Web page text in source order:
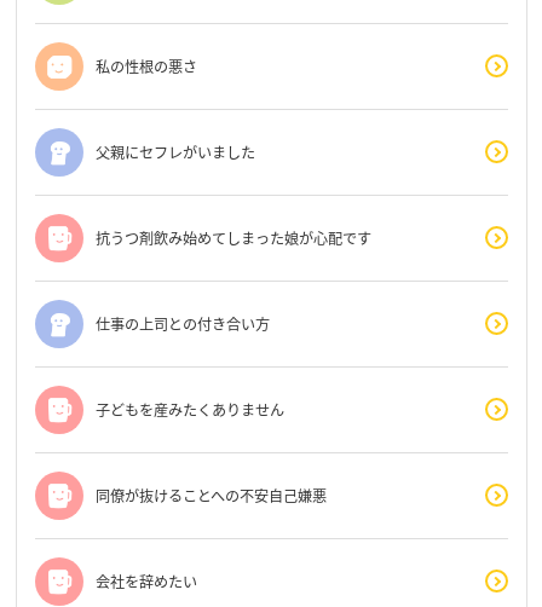
私の性根の悪さ
父親にセフレがいました
抗うつ剤飲み始めてしまった娘が心配です
仕事の上司との付き合い方
子どもを産みたくありません
同僚が抜けることへの不安自己嫌悪
会社を辞めたい